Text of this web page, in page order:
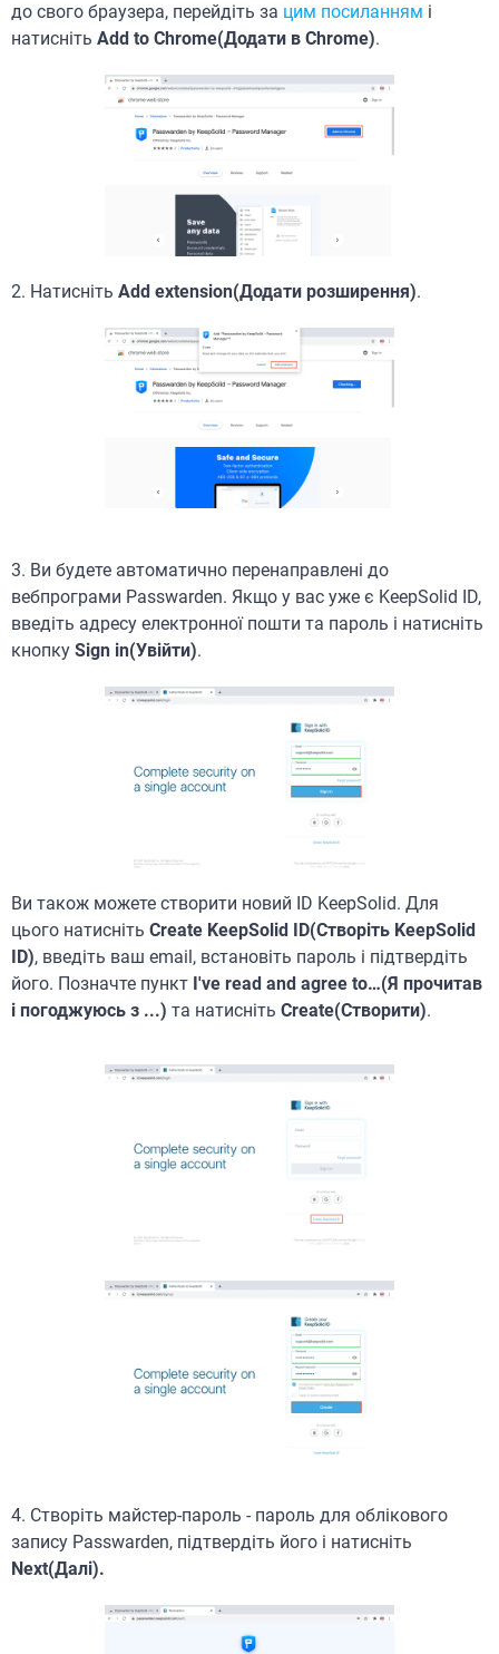
до свого браузера, перейдіть за цим посиланням і
натисніть Add to Chrome(Додати в Chrome).
2. Натисніть Add extension(Додати розширення).
3. Ви будете автоматично перенаправлені до
вебпрограми Passwarden. Якщо у вас уже є KeepSolid ID,
введіть адресу електронної пошти та пароль і натисніть
кнопку Sign in(Увійти).
Ви також можете створити новий ID KeepSolid. Для
цього натисніть Create KeepSolid ID(Створіть KeepSolid
ID), введіть ваш email, встановіть пароль і підтвердіть
його. Позначте пункт I've read and agree to…(Я прочитав
і погоджуюсь з ...) та натисніть Create(Створити).
4. Створіть майстер-пароль - пароль для облікового
запису Passwarden, підтвердіть його і натисніть
Next(Далі).